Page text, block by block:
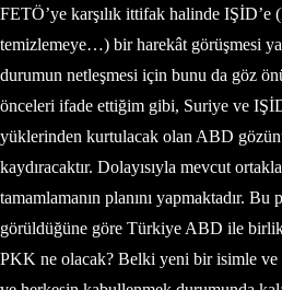
FETÖ’ye karşılık ittifak halinde IŞİD’e
temizlemeye…) bir harekât görüşmesi
durumun netleşmesi için bunu da göz
önceleri ifade ettiğim gibi, Suriye ve
yüklerinden kurtulacak olan ABD
kaydıracaktır. Dolayısıyla mevcut
tamamlamanın planını yapmaktadır. Bu
görüldüğüne göre Türkiye ABD ile
PKK ne olacak? Belki yeni bir isimle ve